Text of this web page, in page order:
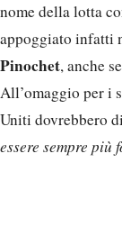
nome della lotta
appoggiato infatti
Pinochet, anche
All’omaggio per i
Uniti dovrebbero
essere sempre